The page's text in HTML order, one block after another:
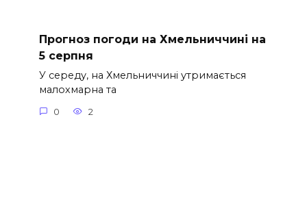
Прогноз погоди на Хмельниччині на
5 серпня
У середу, на Хмельниччині утримається
малохмарна та
0 2